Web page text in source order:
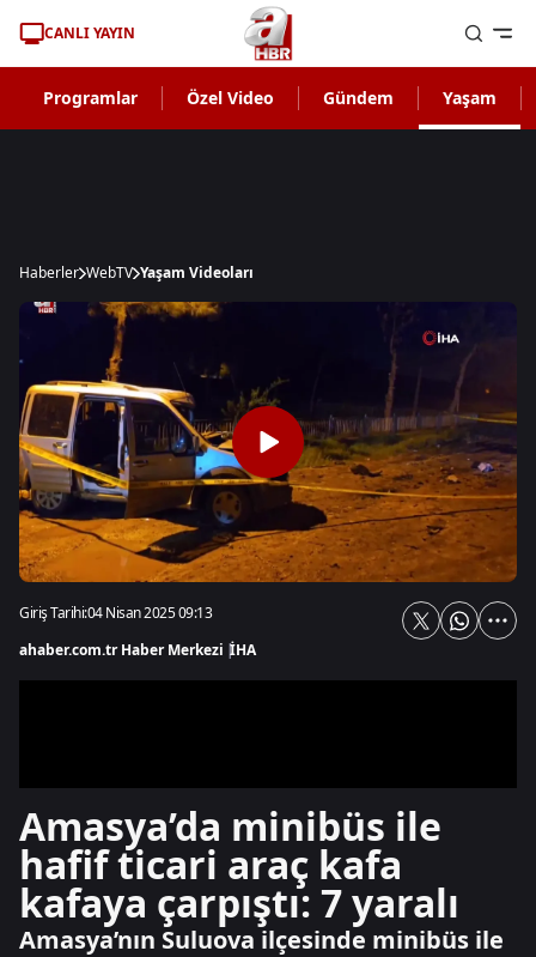
CANLI YAYIN
Programlar Özel Video Gündem Yaşam
Haberler WebTV Yaşam Videoları
Giriş Tarihi:04 Nisan 2025 09:13
ahaber.com.tr Haber Merkezi |İHA
Amasya’da minibüs ile
hafif ticari araç kafa
kafaya çarpıştı: 7 yaralı
Amasya’nın Suluova ilçesinde minibüs ile